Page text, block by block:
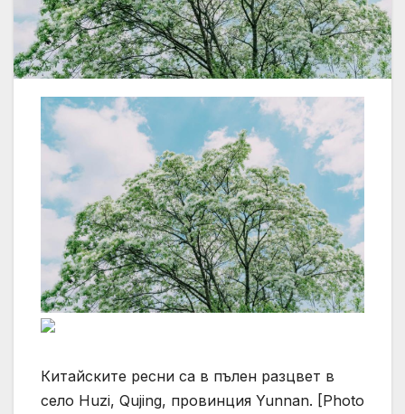
Китайските ресни са в пълен разцвет в
село Huzi, Qujing, провинция Yunnan. [Photo